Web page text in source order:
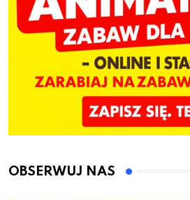
OBSERWUJ NAS